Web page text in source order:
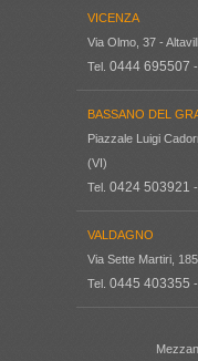
VICENZA
Via Olmo, 37 -
Tel. 0444 695507
BASSANO DEL
Piazzale Luigi
(VI)
Tel. 0424 503921
VALDAGNO
Via Sette Martiri,
Tel. 0445 403355